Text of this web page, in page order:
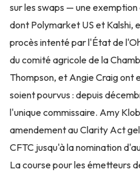
sur les swaps — une
dont Polymarket US et Kalshi,
procès intenté par l'État de
du comité agricole de la
Thompson, et Angie Craig ont
soient pourvus : depuis
l'unique commissaire. Amy
amendement au Clarity Act
CFTC jusqu'à la nomination
La course pour les émetteurs